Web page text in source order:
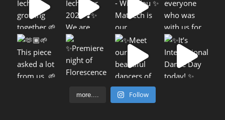
more.... Follow